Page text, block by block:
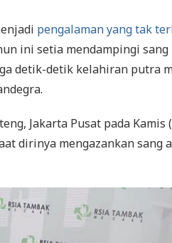
pengalaman yang tak
ini setia mendampingi sang
detik-detik kelahiran putra
Jakarta Pusat pada Kamis
dirinya mengazankan sang